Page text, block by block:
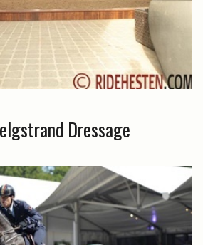
Dressage